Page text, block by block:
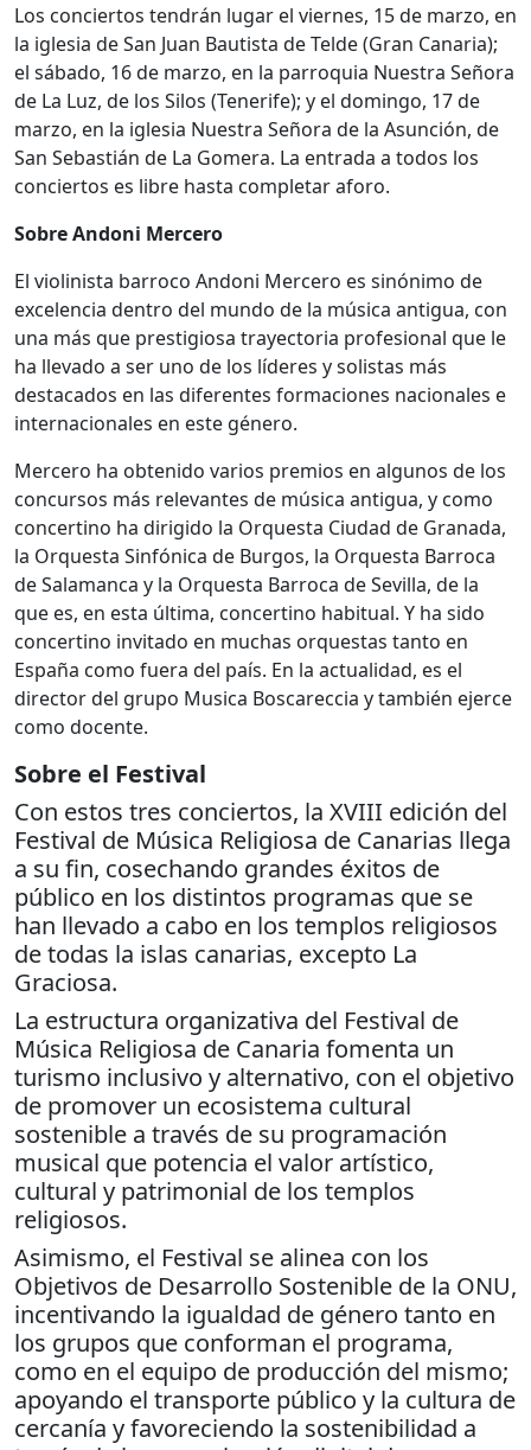
Los conciertos tendrán lugar el viernes, 15 de marzo, en
la iglesia de San Juan Bautista de Telde (Gran Canaria);
el sábado, 16 de marzo, en la parroquia Nuestra Señora
de La Luz, de los Silos (Tenerife); y el domingo, 17 de
marzo, en la iglesia Nuestra Señora de la Asunción, de
San Sebastián de La Gomera. La entrada a todos los
conciertos es libre hasta completar aforo.
Sobre Andoni Mercero
El violinista barroco Andoni Mercero es sinónimo de
excelencia dentro del mundo de la música antigua, con
una más que prestigiosa trayectoria profesional que le
ha llevado a ser uno de los líderes y solistas más
destacados en las diferentes formaciones nacionales e
internacionales en este género.
Mercero ha obtenido varios premios en algunos de los
concursos más relevantes de música antigua, y como
concertino ha dirigido la Orquesta Ciudad de Granada,
la Orquesta Sinfónica de Burgos, la Orquesta Barroca
de Salamanca y la Orquesta Barroca de Sevilla, de la
que es, en esta última, concertino habitual. Y ha sido
concertino invitado en muchas orquestas tanto en
España como fuera del país. En la actualidad, es el
director del grupo Musica Boscareccia y también ejerce
como docente.
Sobre el Festival
Con estos tres conciertos, la XVIII edición del
Festival de Música Religiosa de Canarias llega
a su fin, cosechando grandes éxitos de
público en los distintos programas que se
han llevado a cabo en los templos religiosos
de todas la islas canarias, excepto La
Graciosa.
La estructura organizativa del Festival de
Música Religiosa de Canaria fomenta un
turismo inclusivo y alternativo, con el objetivo
de promover un ecosistema cultural
sostenible a través de su programación
musical que potencia el valor artístico,
cultural y patrimonial de los templos
religiosos.
Asimismo, el Festival se alinea con los
Objetivos de Desarrollo Sostenible de la ONU,
incentivando la igualdad de género tanto en
los grupos que conforman el programa,
como en el equipo de producción del mismo;
apoyando el transporte público y la cultura de
cercanía y favoreciendo la sostenibilidad a